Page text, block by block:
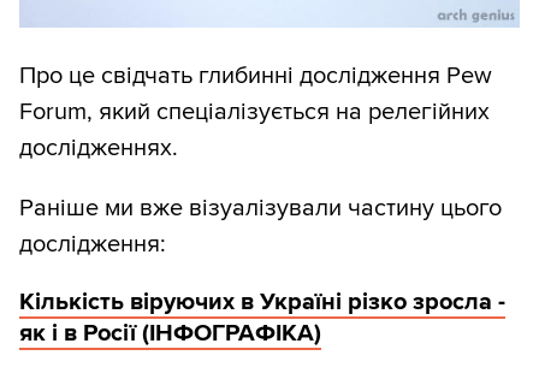
Про це свідчать глибинні дослідження Pew
Forum, який спеціалізується на релегійних
дослідженнях.
Раніше ми вже візуалізували частину цього
дослідження:
Кількість віруючих в Україні різко зросла -
як і в Росії (ІНФОГРАФІКА)